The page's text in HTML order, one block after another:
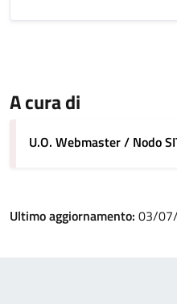
A cura di
U.O. Webmaster / Nodo
Ultimo aggiornamento: 03/